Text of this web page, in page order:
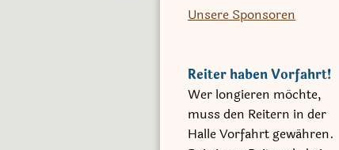
Unsere Sponsoren
Reiter haben Vorfahrt!
Wer longieren möchte,
muss den Reitern in der
Halle Vorfahrt gewähren.